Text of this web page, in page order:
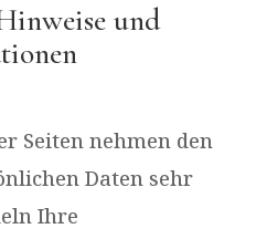
und
Seiten nehmen den
Daten sehr
Ihre